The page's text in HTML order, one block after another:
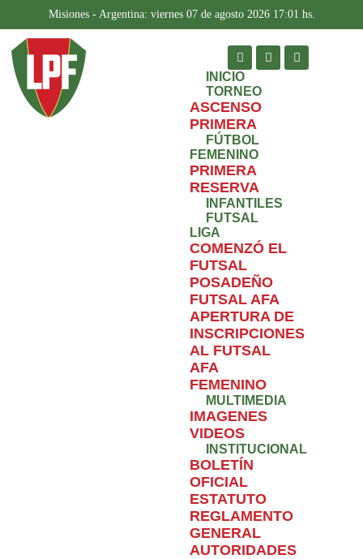
Misiones - Argentina: viernes 07 de agosto 2026 17:01 hs.
INICIO
TORNEO
ASCENSO
PRIMERA
FÚTBOL
FEMENINO
PRIMERA
RESERVA
INFANTILES
FUTSAL
LIGA
COMENZÓ EL
FUTSAL
POSADEÑO
FUTSAL AFA
APERTURA DE
INSCRIPCIONES
AL FUTSAL
AFA
FEMENINO
MULTIMEDIA
IMAGENES
VIDEOS
INSTITUCIONAL
BOLETÍN
OFICIAL
ESTATUTO
REGLAMENTO
GENERAL
AUTORIDADES